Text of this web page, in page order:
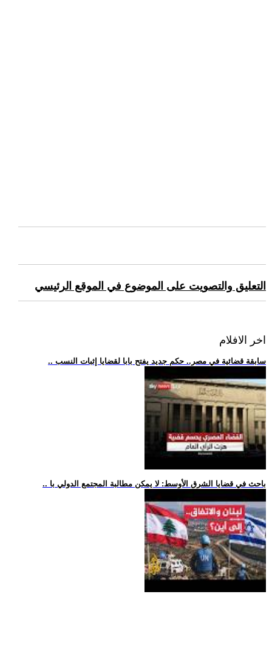
التعليق والتصويت على الموضوع في الموقع الرئيسي
اخر الافلام
.. سابقة قضائية في مصر.. حكم جديد يفتح بابا لقضايا إثبات النسب
.. باحث في قضايا الشرق الأوسط: لا يمكن مطالبة المجتمع الدولي با